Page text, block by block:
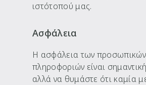
ιστότοπού μας.
Ασφάλεια
Η ασφάλεια των
πληροφοριών είναι
αλλά να θυμάστε ότι καμία